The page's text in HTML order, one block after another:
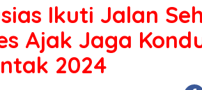
Ikuti Jalan
Ajak Jaga
2024